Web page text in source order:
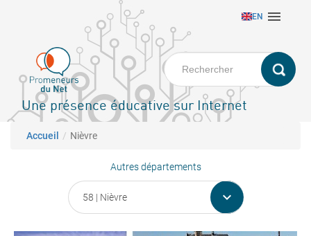
principal
EN 
Une présence éducative sur Internet
Fil d'Ariane
Accueil Nièvre
Autres départements
